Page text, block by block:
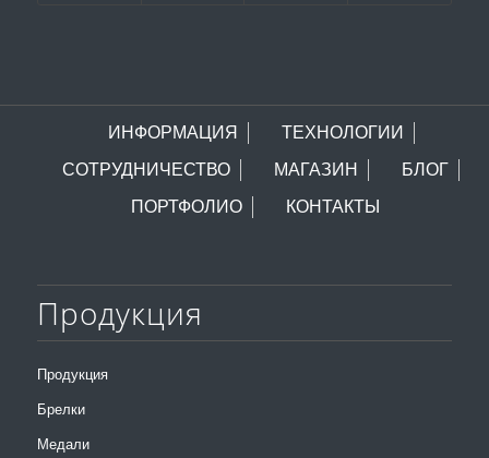
ИНФОРМАЦИЯ
ТЕХНОЛОГИИ
СОТРУДНИЧЕСТВО
МАГАЗИН
БЛОГ
ПОРТФОЛИО
КОНТАКТЫ
Продукция
Продукция
Брелки
Медали